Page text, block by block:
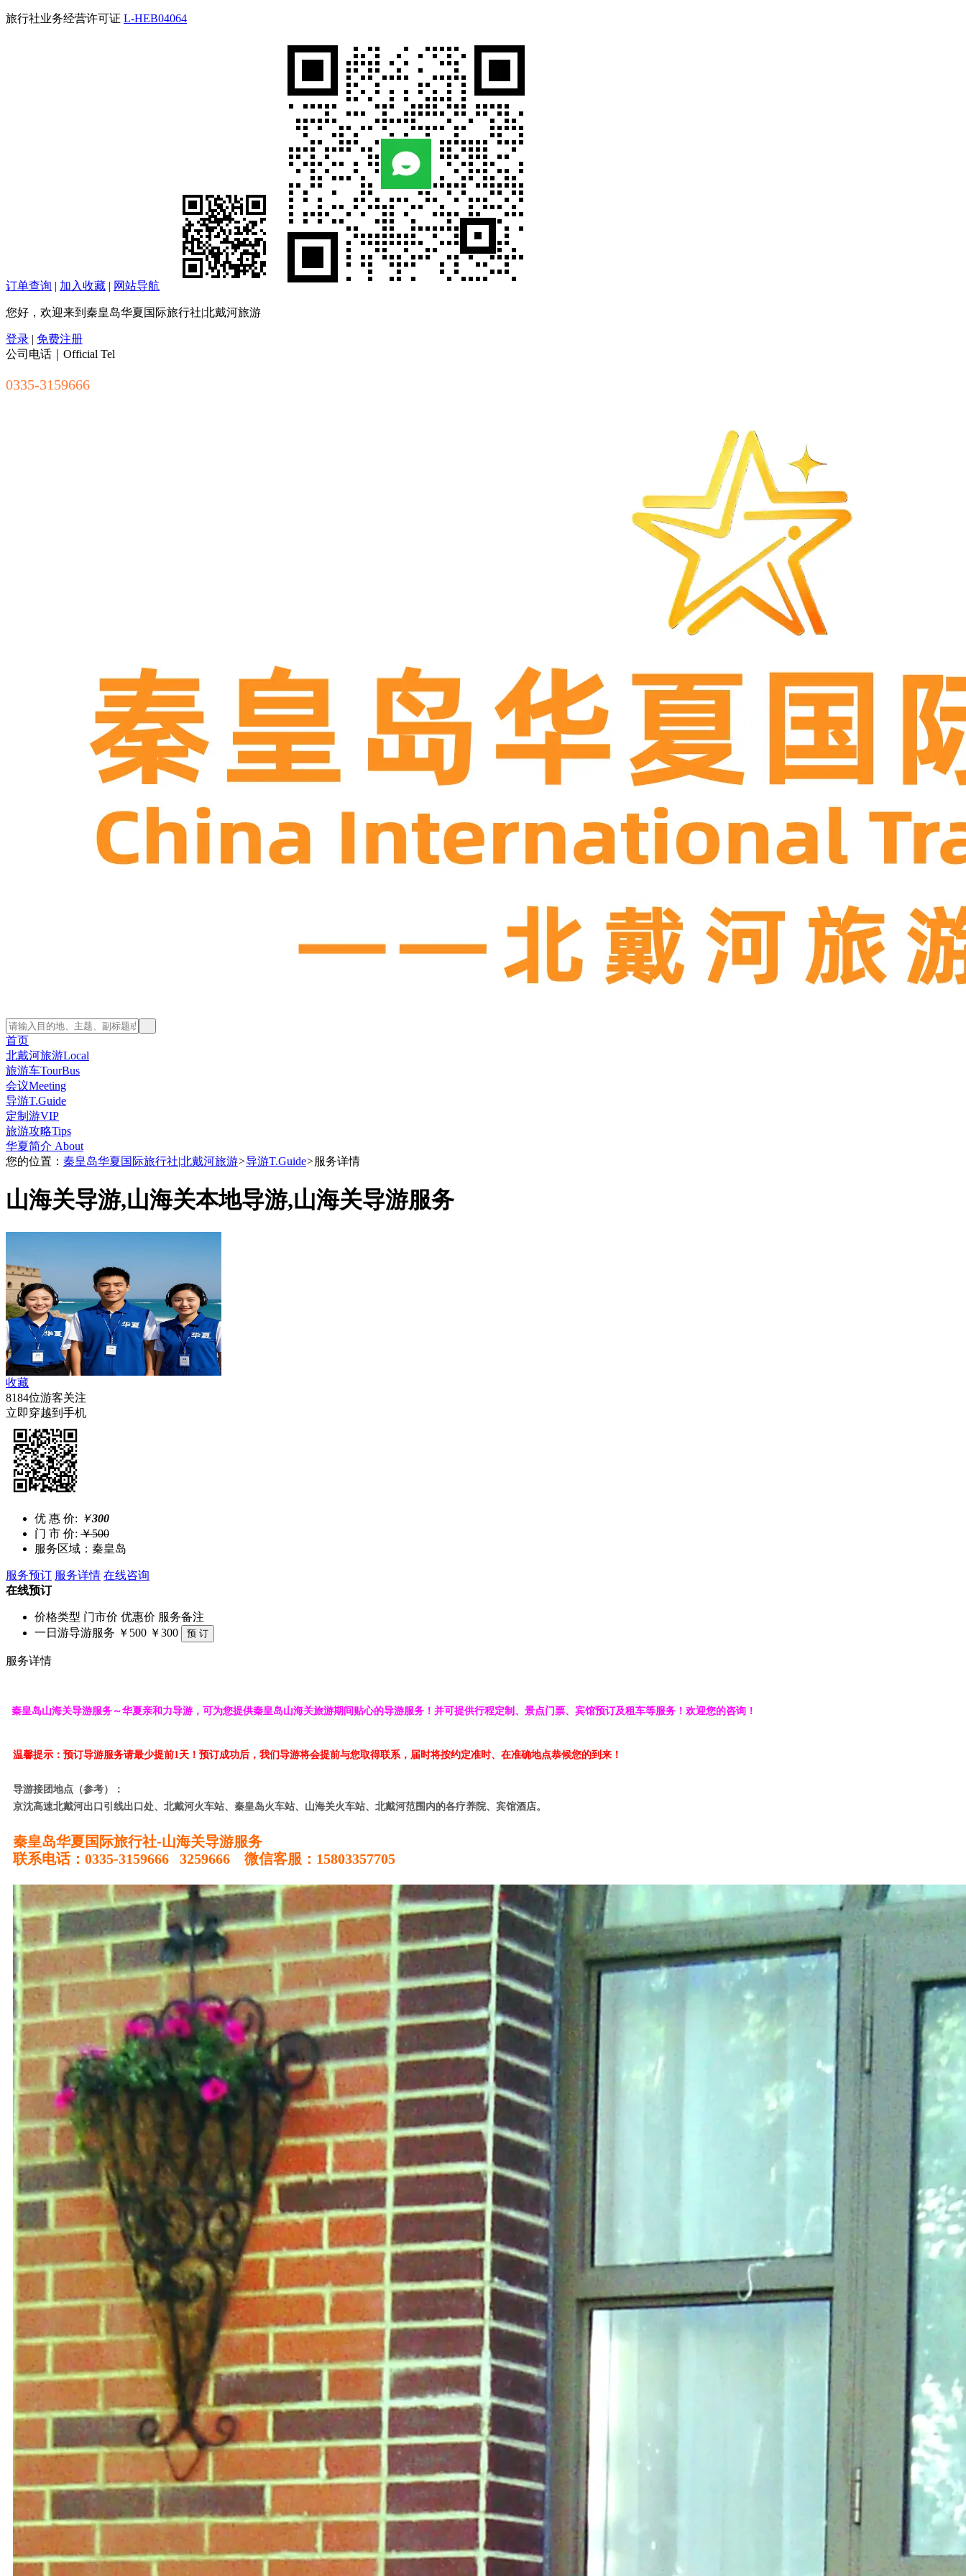
旅行社业务经营许可证 L-HEB04064
订单查询 | 加入收藏 | 网站导航
您好，欢迎来到秦皇岛华夏国际旅行社|北戴河旅游
登录 | 免费注册
公司电话｜Official Tel
0335-3159666
首页
北戴河旅游Local
旅游车TourBus
会议Meeting
导游T.Guide
定制游VIP
旅游攻略Tips
华夏简介 About
您的位置： 秦皇岛华夏国际旅行社|北戴河旅游>导游T.Guide>服务详情
山海关导游,山海关本地导游,山海关导游服务
收藏
8184位游客关注
立即穿越到手机
优 惠 价: ￥300
门 市 价: ￥500
服务区域：秦皇岛
服务预订 服务详情 在线咨询
在线预订
价格类型 门市价 优惠价 服务备注
一日游导游服务 ￥500 ￥300
服务详情
秦皇岛山海关导游服务～华夏亲和力导游，可为您提供秦皇岛山海关旅游期间贴心的导游服务！并可提供行程定制、景点门票、宾馆预订及租车等服务！欢迎您的咨询！
温馨提示：预订导游服务请最少提前1天！预订成功后，我们导游将会提前与您取得联系，届时将按约定准时、在准确地点恭候您的到来！
导游接团地点（参考）：
京沈高速北戴河出口引线出口处、北戴河火车站、秦皇岛火车站、山海关火车站、北戴河范围内的各疗养院、宾馆酒店。
秦皇岛华夏国际旅行社-山海关导游服务
联系电话：0335-3159666 3259666 微信客服：15803357705